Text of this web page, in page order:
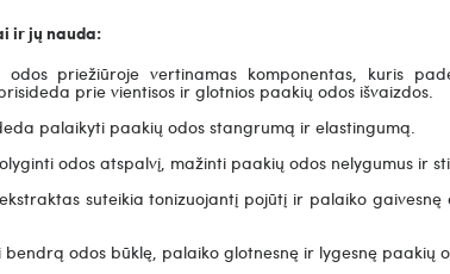
ir jų nauda:
priežiūroje vertinamas komponentas, kuris
prie vientisos ir glotnios paakių odos išvaizdos.
palaikyti paakių odos stangrumą ir elastingumą.
odos atspalvį, mažinti paakių odos nelygumus ir
ekstraktas suteikia tonizuojantį pojūtį ir palaiko gaivesnę
odos būklę, palaiko glotnesnę ir lygesnę paakių